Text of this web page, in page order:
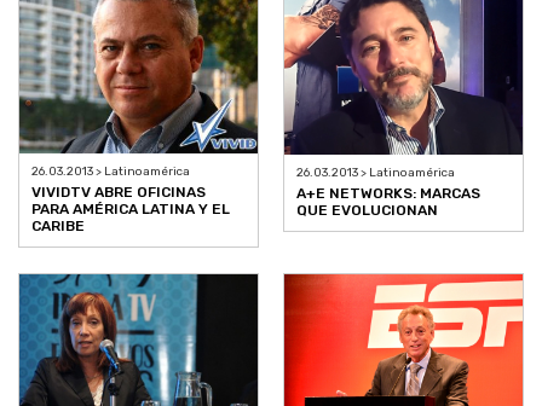
26.03.2013 > Latinoamérica
VIVIDTV ABRE OFICINAS
PARA AMÉRICA LATINA Y EL
CARIBE
26.03.2013 > Latinoamérica
A+E NETWORKS: MARCAS
QUE EVOLUCIONAN